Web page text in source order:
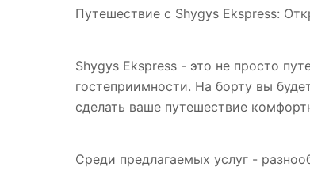
Путешествие с Shygys Ekspress:
Shygys Ekspress - это не просто
гостеприимности. На борту вы
сделать ваше путешествие
Среди предлагаемых услуг -